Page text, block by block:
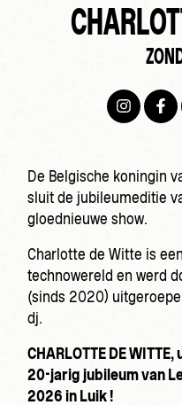
De Belgische koningin
sluit de jubileumeditie
gloednieuwe show.
Charlotte de Witte is
technowereld en werd
(sinds 2020)
dj.
CHARLOTTE DE
20-jarig jubileum van
2026 in Luik !